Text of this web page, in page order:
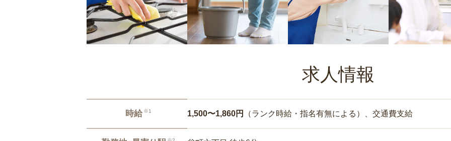
求人情報
時給 ※1 1,500〜1,860円 （ランク時給・指名有無による）、交通費支給